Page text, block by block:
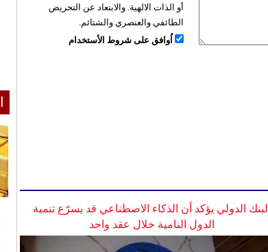
أو الذات الالهية. والابتعاد عن التحريض
الطائفي والعنصري والشتائم.
اُوافق على شروط الأستخدام
البنك الدولي يؤكد أن الذكاء الاصطناعي قد يسرّع تنمية
الدول النامية خلال عقد واحد